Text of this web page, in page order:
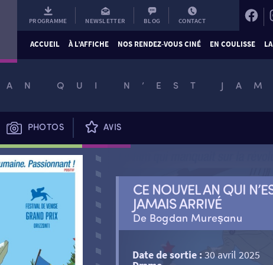
PROGRAMME NEWSLETTER BLOG CONTACT
ACCUEIL À L’AFFICHE NOS RENDEZ-VOUS CINÉ EN COULISSE
AN QUI N’EST
PHOTOS AVIS
CE NOUVEL AN QUI
JAMAIS ARRIVÉ
De Bogdan Mureșanu
Date de sortie :30 avril 2025